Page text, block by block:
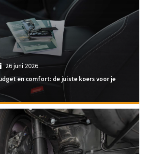
26 juni 2026
en comfort: de juiste koers voor je